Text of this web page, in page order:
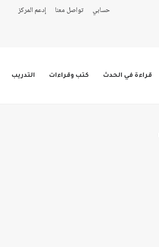
حسابي تواصل معنا إدعم المركز
قراءة في الحدث كتب وقراءات التدريب